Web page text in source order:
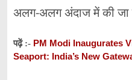
अलग-अलग अंदाज में की जा
पढ़ें :- PM Modi Inaugurates
Seaport: India’s New